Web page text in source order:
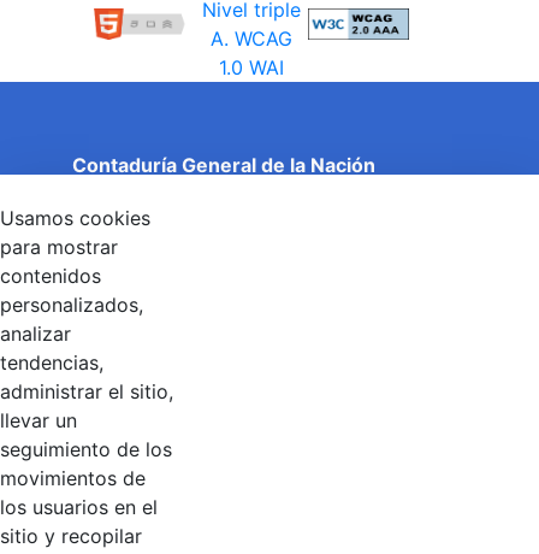
Contaduría General de la Nación
Entidad adscrita al Ministerio de Hacienda y Crédito
Público
Torre 1 (Aire) - Piso 15, Bogotá D.C., Colombia
Código Postal: 111071
Linkedin
Contacto
Línea de servicio al ciudadano: +57(601) 492 64 00
Usamos cookies
para mostrar
contenidos
personalizados,
analizar
tendencias,
administrar el sitio,
llevar un
seguimiento de los
movimientos de
los usuarios en el
sitio y recopilar